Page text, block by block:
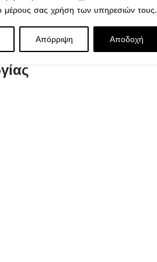
μέρους σας χρήση των υπηρεσιών τους.
Απόρριψη Αποδοχή